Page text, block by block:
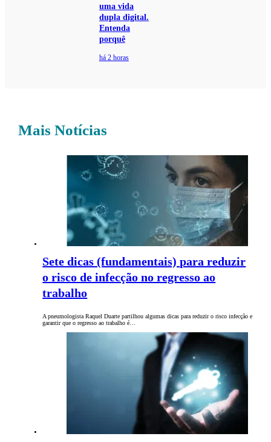
uma vida
dupla digital.
Entenda
porquê
há 2 horas
Mais Notícias
Sete dicas (fundamentais) para reduzir
o risco de infecção no regresso ao
trabalho
A pneumologista Raquel Duarte partilhou algumas dicas para reduzir o risco infecção e
garantir que o regresso ao trabalho é…